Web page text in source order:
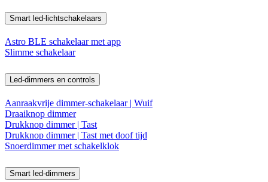
Smart led-lichtschakelaars
Astro BLE schakelaar met app
Slimme schakelaar
Led-dimmers en controls
Aanraakvrije dimmer-schakelaar | Wuif
Draaiknop dimmer
Drukknop dimmer | Tast
Drukknop dimmer | Tast met doof tijd
Snoerdimmer met schakelklok
Smart led-dimmers